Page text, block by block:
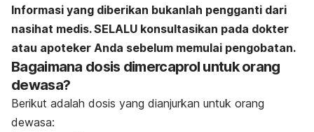
Informasi yang diberikan bukanlah pengganti dari
nasihat medis. SELALU konsultasikan pada dokter
atau apoteker Anda sebelum memulai pengobatan.
Bagaimana dosis dimercaprol untuk orang
dewasa?
Berikut adalah dosis yang dianjurkan untuk orang
dewasa: